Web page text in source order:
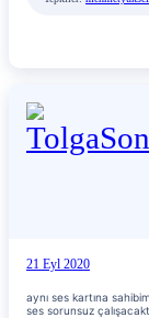
21 Eyl 2020
aynı ses kartına
ses sorunsuz